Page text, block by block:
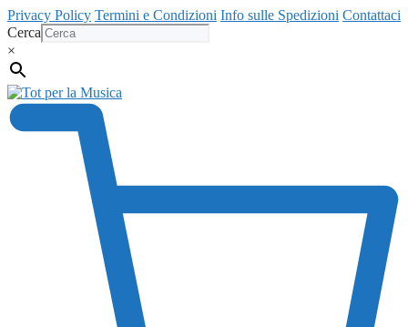
Vai
al
contenuto
Privacy Policy Termini e Condizioni Info sulle Spedizioni Contattaci
Cerca
×